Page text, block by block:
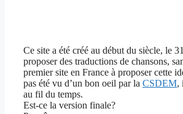
Ce site a été créé au début du siècle, le
proposer des traductions de chansons,
premier site en France à proposer cette
pas été vu d’un bon oeil par la CSDEM,
au fil du temps.
Est-ce la version finale?